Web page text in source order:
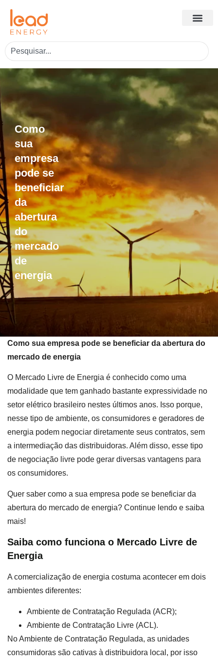
Como
sua
empresa
pode se
beneficiar
da
abertura
do
mercado
de
energia
Como sua empresa pode se beneficiar da abertura do
mercado de energia
O Mercado Livre de Energia é conhecido como uma
modalidade que tem ganhado bastante expressividade no
setor elétrico brasileiro nestes últimos anos. Isso porque,
nesse tipo de ambiente, os consumidores e geradores de
energia podem negociar diretamente seus contratos, sem
a intermediação das distribuidoras. Além disso, esse tipo
de negociação livre pode gerar diversas vantagens para
os consumidores.
Quer saber como a sua empresa pode se beneficiar da
abertura do mercado de energia? Continue lendo e saiba
mais!
Saiba como funciona o Mercado Livre de
Energia
A comercialização de energia costuma acontecer em dois
ambientes diferentes:
Ambiente de Contratação Regulada (ACR);
Ambiente de Contratação Livre (ACL).
No Ambiente de Contratação Regulada, as unidades
consumidoras são cativas à distribuidora local, por isso